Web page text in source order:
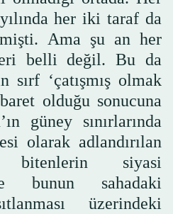
her iki taraf da
Ama şu an her
belli değil. Bu da
sırf ‘çatışmış olmak
olduğu sonucuna
güney sınırlarında
olarak adlandırılan
siyasi
bunun sahadaki
üzerindeki